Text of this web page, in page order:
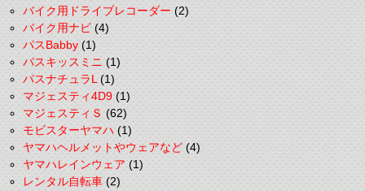
バイク用ドライブレコーダー(2)
バイク用ナビ(4)
パスBabby(1)
パスキッスミニ(1)
パスナチュラL(1)
マジェスティ4D9(1)
マジェスティＳ(62)
モビスターヤマハ(1)
ヤマハヘルメットやウェアなど(4)
ヤマハレインウェア(1)
レンタル自転車(2)